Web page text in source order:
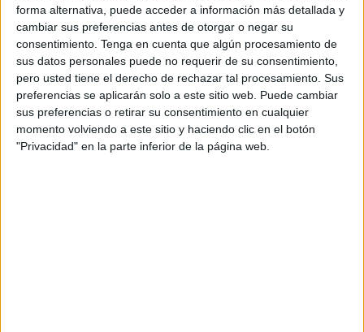
forma alternativa, puede acceder a información más detallada y
cambiar sus preferencias antes de otorgar o negar su
consentimiento. Tenga en cuenta que algún procesamiento de
sus datos personales puede no requerir de su consentimiento,
pero usted tiene el derecho de rechazar tal procesamiento. Sus
preferencias se aplicarán solo a este sitio web. Puede cambiar
sus preferencias o retirar su consentimiento en cualquier
momento volviendo a este sitio y haciendo clic en el botón
"Privacidad" en la parte inferior de la página web.
SUSCRIBETE TOTALMENTE
GRATIS